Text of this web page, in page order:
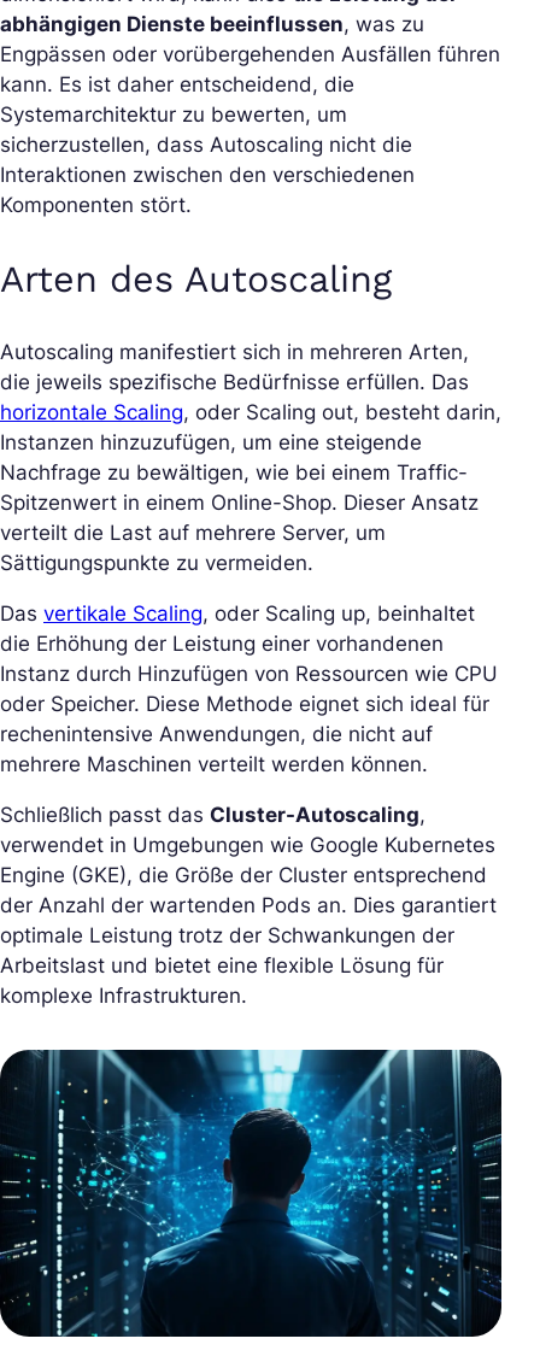
abhängigen Dienste beeinflussen, was zu
Engpässen oder vorübergehenden Ausfällen führen
kann. Es ist daher entscheidend, die
Systemarchitektur zu bewerten, um
sicherzustellen, dass Autoscaling nicht die
Interaktionen zwischen den verschiedenen
Komponenten stört.
Arten des Autoscaling
Autoscaling manifestiert sich in mehreren Arten,
die jeweils spezifische Bedürfnisse erfüllen. Das
horizontale Scaling, oder Scaling out, besteht darin,
Instanzen hinzuzufügen, um eine steigende
Nachfrage zu bewältigen, wie bei einem Traffic-
Spitzenwert in einem Online-Shop. Dieser Ansatz
verteilt die Last auf mehrere Server, um
Sättigungspunkte zu vermeiden.
Das vertikale Scaling, oder Scaling up, beinhaltet
die Erhöhung der Leistung einer vorhandenen
Instanz durch Hinzufügen von Ressourcen wie CPU
oder Speicher. Diese Methode eignet sich ideal für
rechenintensive Anwendungen, die nicht auf
mehrere Maschinen verteilt werden können.
Schließlich passt das Cluster-Autoscaling,
verwendet in Umgebungen wie Google Kubernetes
Engine (GKE), die Größe der Cluster entsprechend
der Anzahl der wartenden Pods an. Dies garantiert
optimale Leistung trotz der Schwankungen der
Arbeitslast und bietet eine flexible Lösung für
komplexe Infrastrukturen.